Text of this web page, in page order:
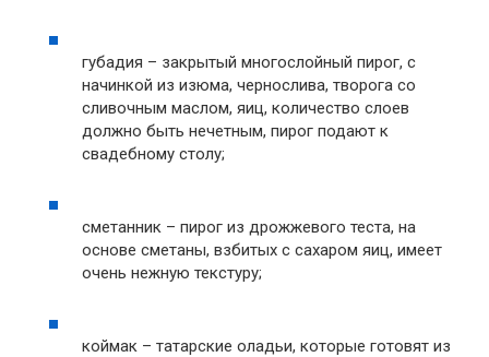
губадия – закрытый многослойный пирог, с
начинкой из изюма, чернослива, творога со
сливочным маслом, яиц, количество слоев
должно быть нечетным, пирог подают к
свадебному столу;
сметанник – пирог из дрожжевого теста, на
основе сметаны, взбитых с сахаром яиц, имеет
очень нежную текстуру;
коймак – татарские оладьи, которые готовят из